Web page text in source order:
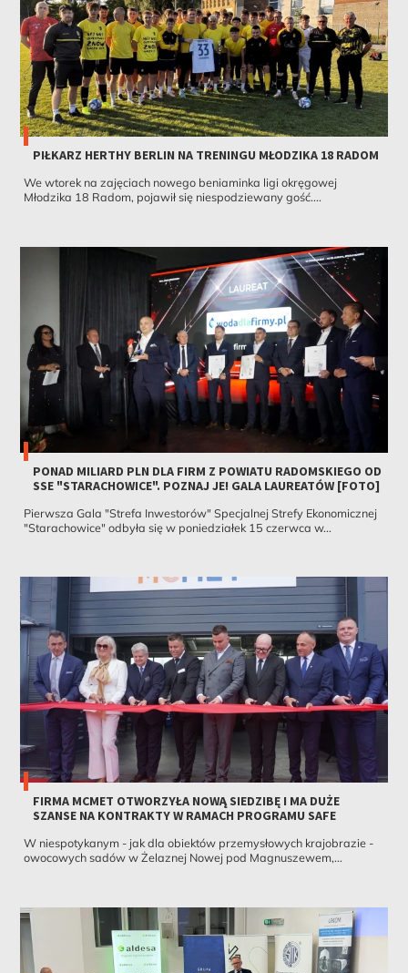
PIŁKARZ HERTHY BERLIN NA TRENINGU MŁODZIKA 18 RADOM
We wtorek na zajęciach nowego beniaminka ligi okręgowej
Młodzika 18 Radom, pojawił się niespodziewany gość....
PONAD MILIARD PLN DLA FIRM Z POWIATU RADOMSKIEGO OD
SSE "STARACHOWICE". POZNAJ JE! GALA LAUREATÓW [FOTO]
Pierwsza Gala "Strefa Inwestorów" Specjalnej Strefy Ekonomicznej
"Starachowice" odbyła się w poniedziałek 15 czerwca w...
FIRMA MCMET OTWORZYŁA NOWĄ SIEDZIBĘ I MA DUŻE
SZANSE NA KONTRAKTY W RAMACH PROGRAMU SAFE
W niespotykanym - jak dla obiektów przemysłowych krajobrazie -
owocowych sadów w Żelaznej Nowej pod Magnuszewem,...